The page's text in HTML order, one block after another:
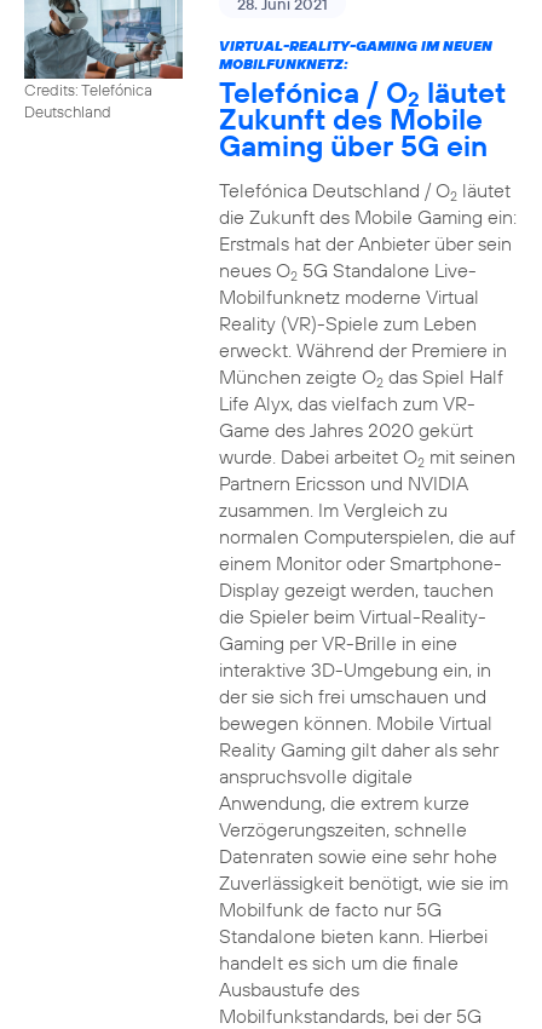
Credits: Telefónica
Deutschland
VIRTUAL-REALITY-GAMING IM NEUEN
MOBILFUNKNETZ:
Telefónica / O2 läutet
Zukunft des Mobile
Gaming über 5G ein
Telefónica Deutschland / O2läutet
die Zukunft des Mobile Gaming ein:
Erstmals hat der Anbieter über sein
neues O25G Standalone Live-
Mobilfunknetz moderne Virtual
Reality (VR)-Spiele zum Leben
erweckt. Während der Premiere in
München zeigte O2das Spiel Half
Life Alyx, das vielfach zum VR-
Game des Jahres 2020 gekürt
wurde. Dabei arbeitet O2mit seinen
Partnern Ericsson und NVIDIA
zusammen. Im Vergleich zu
normalen Computerspielen, die auf
einem Monitor oder Smartphone-
Display gezeigt werden, tauchen
die Spieler beim Virtual-Reality-
Gaming per VR-Brille in eine
interaktive 3D-Umgebung ein, in
der sie sich frei umschauen und
bewegen können. Mobile Virtual
Reality Gaming gilt daher als sehr
anspruchsvolle digitale
Anwendung, die extrem kurze
Verzögerungszeiten, schnelle
Datenraten sowie eine sehr hohe
Zuverlässigkeit benötigt, wie sie im
Mobilfunk de facto nur 5G
Standalone bieten kann. Hierbei
handelt es sich um die finale
Ausbaustufe des
Mobilfunkstandards, bei der 5G